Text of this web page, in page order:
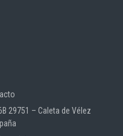
29751 – Caleta de Vélez